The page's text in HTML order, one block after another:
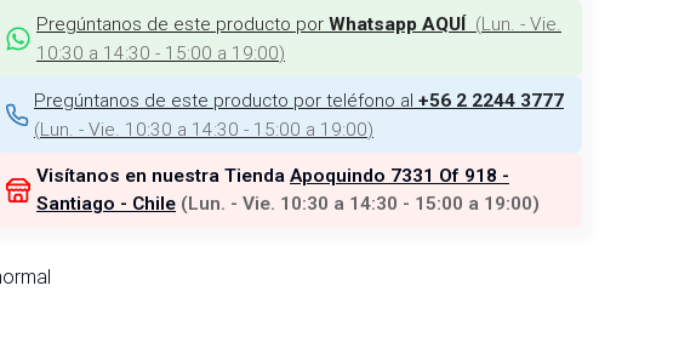
Pregúntanos de este producto por Whatsapp AQUÍ (Lun. - Vie.
10:30 a 14:30 - 15:00 a 19:00)
Pregúntanos de este producto por teléfono al +56 2 2244 3777
(Lun. - Vie. 10:30 a 14:30 - 15:00 a 19:00)
Visítanos en nuestra Tienda Apoquindo 7331 Of 918 -
Santiago - Chile (Lun. - Vie. 10:30 a 14:30 - 15:00 a 19:00)